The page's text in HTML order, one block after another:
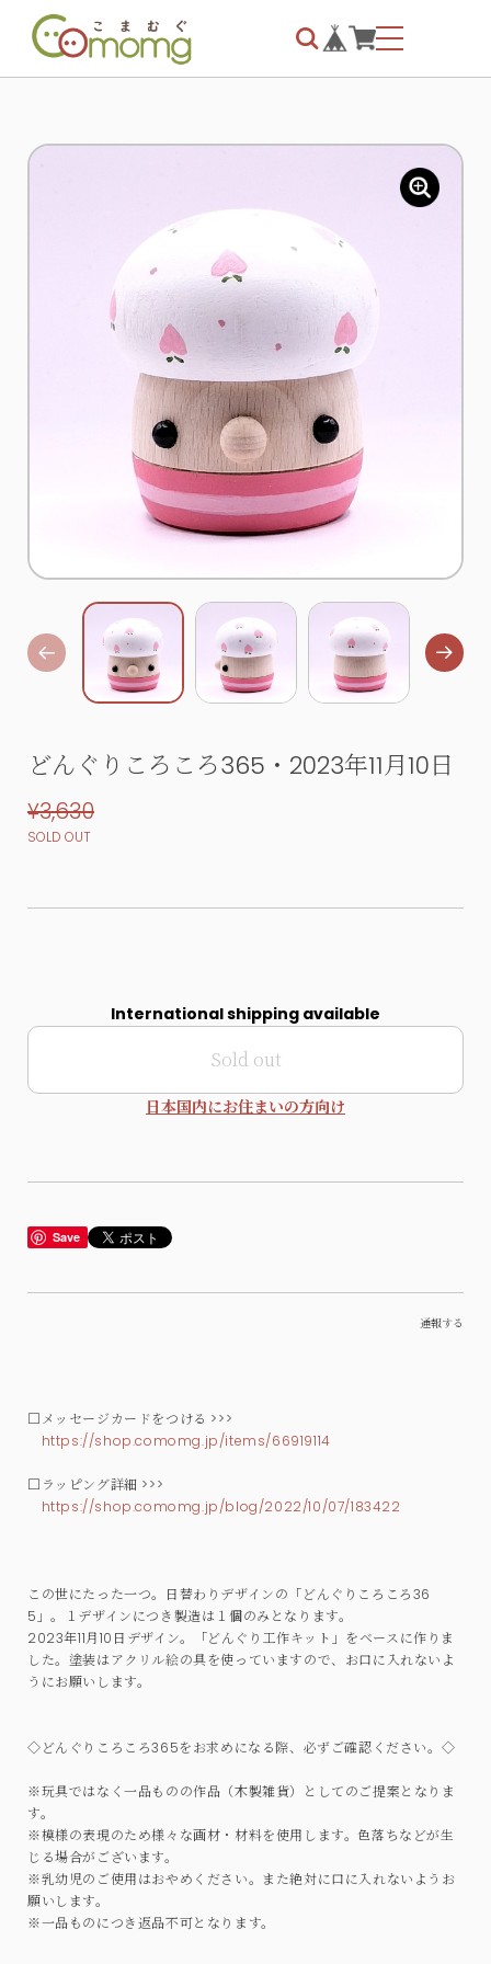
どんぐりころころ365・2023年11月10日
¥3,630
SOLD OUT
International shipping available
Sold out
日本国内にお住まいの方向け
Save
通報する
□メッセージカードをつける >>>
https://shop.comomg.jp/items/66919114
□ラッピング詳細 >>>
https://shop.comomg.jp/blog/2022/10/07/183422
この世にたった一つ。日替わりデザインの「どんぐりころころ36
5」。１デザインにつき製造は１個のみとなります。
2023年11月10日デザイン。「どんぐり工作キット」をベースに作りま
した。塗装はアクリル絵の具を使っていますので、お口に入れないよ
うにお願いします。
◇どんぐりころころ365をお求めになる際、必ずご確認ください。◇
※玩具ではなく一品ものの作品（木製雑貨）としてのご提案となりま
す。
※模様の表現のため様々な画材・材料を使用します。色落ちなどが生
じる場合がございます。
※乳幼児のご使用はおやめください。また絶対に口に入れないようお
願いします。
※一品ものにつき返品不可となります。